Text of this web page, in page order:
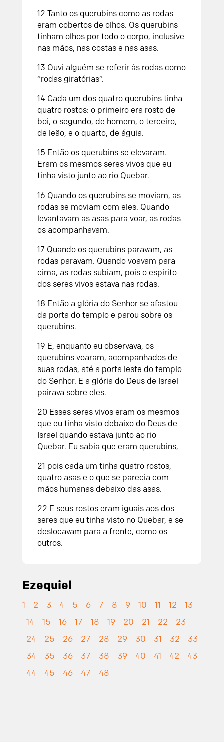
12 Tanto os querubins como as rodas
eram cobertos de olhos. Os querubins
tinham olhos por todo o corpo, inclusive
nas mãos, nas costas e nas asas.
13 Ouvi alguém se referir às rodas como
“rodas giratórias”.
14 Cada um dos quatro querubins tinha
quatro rostos: o primeiro era rosto de
boi, o segundo, de homem, o terceiro,
de leão, e o quarto, de águia.
15 Então os querubins se elevaram.
Eram os mesmos seres vivos que eu
tinha visto junto ao rio Quebar.
16 Quando os querubins se moviam, as
rodas se moviam com eles. Quando
levantavam as asas para voar, as rodas
os acompanhavam.
17 Quando os querubins paravam, as
rodas paravam. Quando voavam para
cima, as rodas subiam, pois o espírito
dos seres vivos estava nas rodas.
18 Então a glória do Senhor se afastou
da porta do templo e parou sobre os
querubins.
19 E, enquanto eu observava, os
querubins voaram, acompanhados de
suas rodas, até a porta leste do templo
do Senhor. E a glória do Deus de Israel
pairava sobre eles.
20 Esses seres vivos eram os mesmos
que eu tinha visto debaixo do Deus de
Israel quando estava junto ao rio
Quebar. Eu sabia que eram querubins,
21 pois cada um tinha quatro rostos,
quatro asas e o que se parecia com
mãos humanas debaixo das asas.
22 E seus rostos eram iguais aos dos
seres que eu tinha visto no Quebar, e se
deslocavam para a frente, como os
outros.
Ezequiel
1 2 3 4 5 6 7 8 9 10 11 12
13
14
15 16 17 18 19 20 21 22
23
24
25 26 27 28 29 30 31 32
33
34
35 36 37 38 39 40 41 42
43
44
45 46 47 48